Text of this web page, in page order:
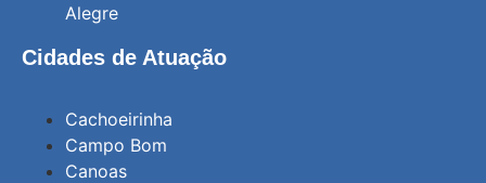
Alegre
Cidades de Atuação
Cachoeirinha
Campo Bom
Canoas